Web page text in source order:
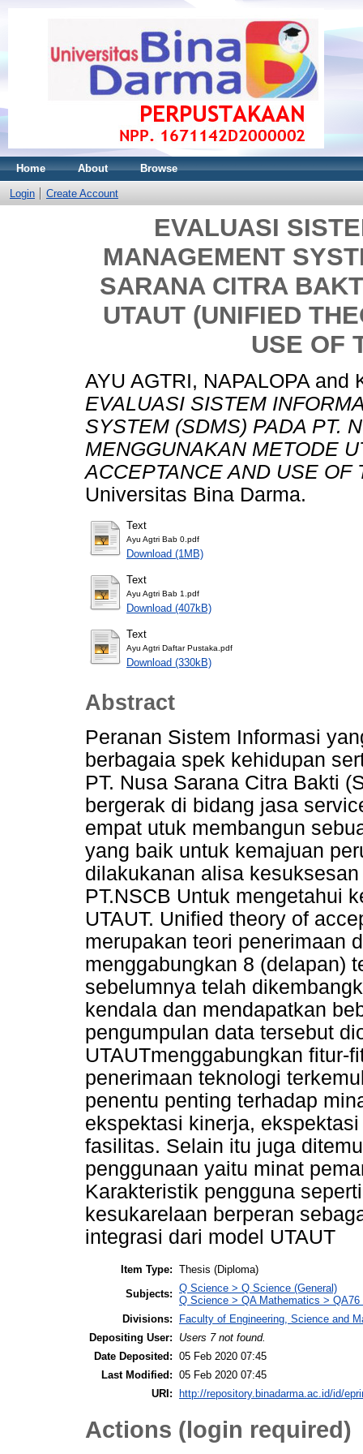
Home About Browse
Login Create Account
EVALUASI
MANAGEMENT
SARANA CITRA
UTAUT (UNIFIED
USE OF
AYU AGTRI, NAPALOPA and
EVALUASI SISTEM
SYSTEM (SDMS) PADA PT.
MENGGUNAKAN METODE
ACCEPTANCE AND USE OF
Universitas Bina Darma.
Text
Ayu Agtri Bab 0.pdf
Download (1MB)
Text
Ayu Agtri Bab 1.pdf
Download (407kB)
Text
Ayu Agtri Daftar Pustaka.pdf
Download (330kB)
Abstract
Peranan Sistem Informasi
berbagaia spek kehidupan
PT. Nusa Sarana Citra Bakti
bergerak di bidang jasa
empat utuk membangun
yang baik untuk kemajuan
dilakukanan alisa
PT.NSCB Untuk mengetahui
UTAUT. Unified theory of
merupakan teori penerimaan
menggabungkan 8 (delapan)
sebelumnya telah
kendala dan mendapatkan
pengumpulan data tersebut
UTAUTmenggabungkan fitur-
penerimaan teknologi
penentu penting terhadap
ekspektasi kinerja,
fasilitas. Selain itu juga
penggunaan yaitu minat
Karakteristik pengguna
kesukarelaan berperan
integrasi dari model UTAUT
Item Type: Thesis (Diploma)
Subjects: Q Science > Q Science (General)
Q Science > QA Mathematics > QA76
Divisions:
Faculty of Engineering, Science and
Depositing User:
Users 7 not found.
Date Deposited: 05 Feb 2020 07:45
Last Modified: 05 Feb 2020 07:45
URI:
http://repository.binadarma.ac.id/id/
Actions (login required)